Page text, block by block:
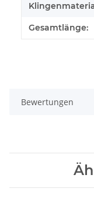
Gesamtlänge:
Bewertungen